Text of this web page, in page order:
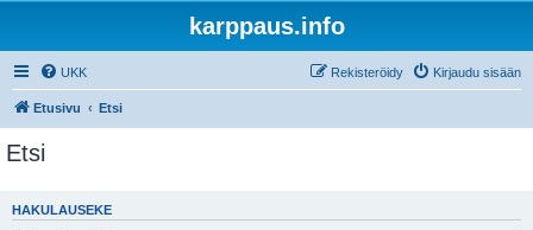
karppaus.info
UKK Kirjaudu sisään
Rekisteröidy
Etusivu Etsi
Etsi
HAKULAUSEKE